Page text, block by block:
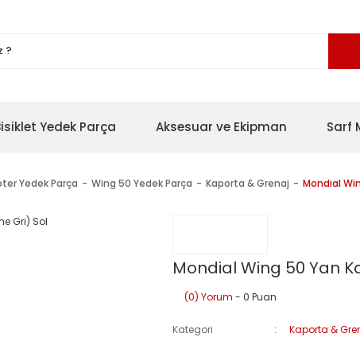
Yedek Parça Aksesuar ve Ekipman Sarf
Yedek Parça Wing 50 Yedek Parça Kaporta & Grenaj Mondial
Mondial Wing 50 Yan
(0) Yorum - 0 Puan
Kategori
Kaporta &